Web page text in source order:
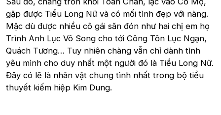
gặp được Tiểu Long Nữ và có mối tình đẹp với nàng.
Mặc dù được nhiều cô gái săn đón như hai chị em họ
Trình Anh Lục Vô Song cho tới Công Tôn Lục Ngạn,
Quách Tương… Tuy nhiên chàng vẫn chỉ dành tình
yêu mình cho duy nhất một người đó là Tiều Long Nữ.
Đây có lẽ là nhân vật chung tình nhất trong bộ tiểu
thuyết kiếm hiệp Kim Dung.